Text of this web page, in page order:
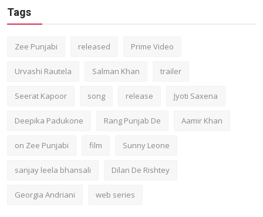
Tags
Zee Punjabi released Prime Video
Urvashi Rautela Salman Khan trailer
Seerat Kapoor song release Jyoti Saxena
Deepika Padukone Rang Punjab De Aamir Khan
on Zee Punjabi film Sunny Leone
sanjay leela bhansali Dilan De Rishtey
Georgia Andriani web series